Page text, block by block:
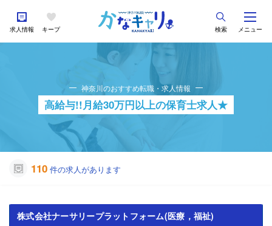
求人情報 キープ 検索 メニュー
神奈川のおすすめ転職・求人情報
高給与!!月給30万円以上の保育士求人★
110 件の求人があります
株式会社ナーサリープラットフォーム(医療，福祉)